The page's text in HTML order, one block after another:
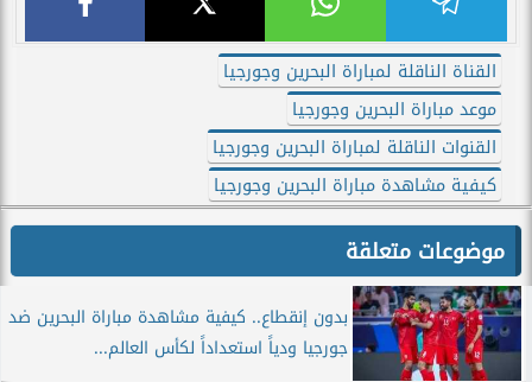
القناة الناقلة لمباراة البحرين وجورجيا
موعد مباراة البحرين وجورجيا
القنوات الناقلة لمباراة البحرين وجورجيا
كيفية مشاهدة مباراة البحرين وجورجيا
موضوعات متعلقة
بدون إنقطاع.. كيفية مشاهدة مباراة البحرين ضد
جورجيا ودياً استعداداً لكأس العالم...